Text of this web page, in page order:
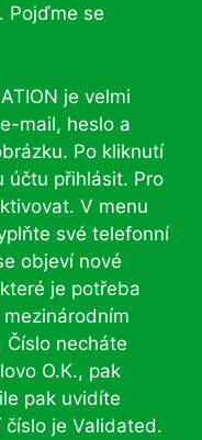
. Pojďme se
je velmi
mail, heslo a
Po kliknutí
účtu přihlásit. Pro
V menu
své telefonní
objeví nové
je potřeba
necháte
O.K., pak
pak uvidíte
je Validated.